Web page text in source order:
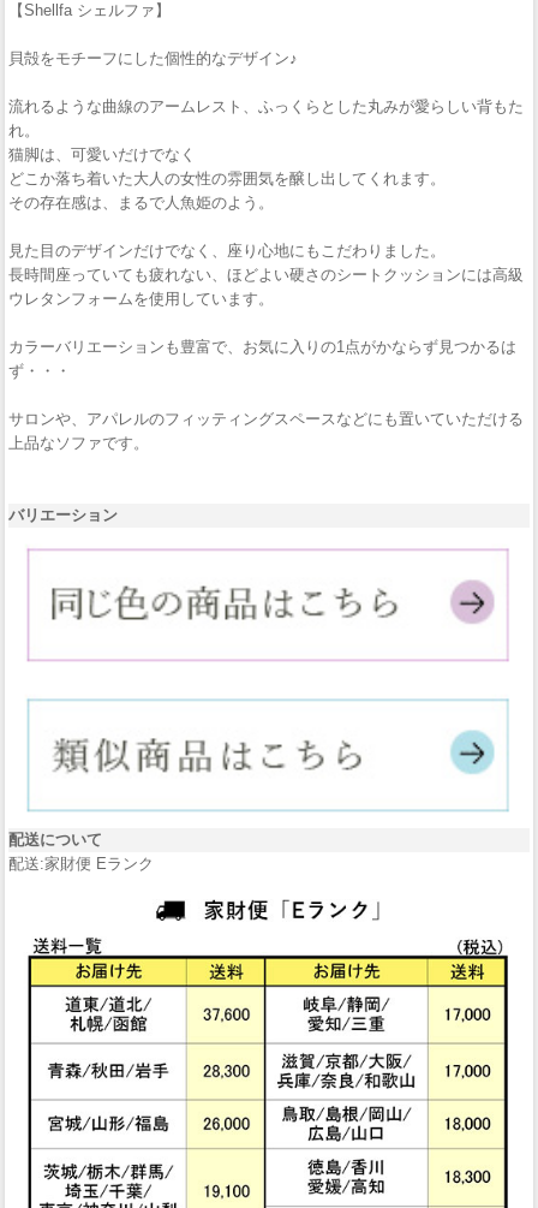
【Shellfa シェルファ】
貝殻をモチーフにした個性的なデザイン♪
流れるような曲線のアームレスト、ふっくらとした丸みが愛らしい背もた
れ。
猫脚は、可愛いだけでなく
どこか落ち着いた大人の女性の雰囲気を醸し出してくれます。
その存在感は、まるで人魚姫のよう。
見た目のデザインだけでなく、座り心地にもこだわりました。
長時間座っていても疲れない、ほどよい硬さのシートクッションには高級
ウレタンフォームを使用しています。
カラーバリエーションも豊富で、お気に入りの1点がかならず見つかるは
ず・・・
サロンや、アパレルのフィッティングスペースなどにも置いていただける
上品なソファです。
バリエーション
配送について
配送:家財便 Eランク